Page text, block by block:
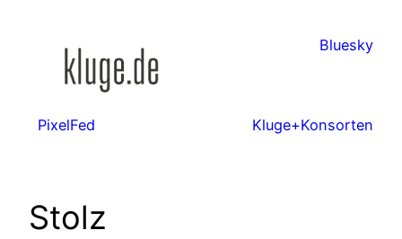
Bluesky
PixelFed Kluge+Konsorten
Stolz